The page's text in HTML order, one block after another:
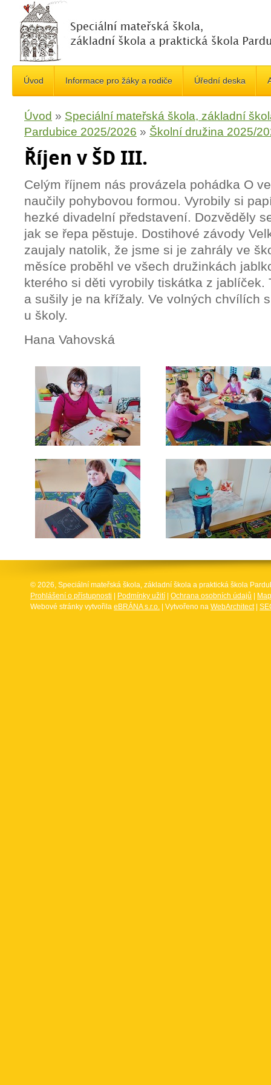
Úvod Informace pro žáky a rodiče Úřední deska
Úvod » Speciální mateřská škola, základní
Pardubice 2025/2026 » Školní družina 2025/
Říjen v ŠD III.
Celým říjnem nás provázela pohádka O
naučily pohybovou formou. Vyrobily si
hezké divadelní představení. Dozvěděly
jak se řepa pěstuje. Dostihové závody
zaujaly natolik, že jsme si je zahrály ve
měsíce proběhl ve všech družinkách
kterého si děti vyrobily tiskátka z jablíček.
a sušily je na křížaly. Ve volných chvílích
u školy.
Hana Vahovská
© 2026, Speciální mateřská škola, základní škola a praktická škola
Prohlášení o přístupnosti
Podmínky užití Ochrana osobních údajů
Webové stránky vytvořila eBRÁNA s.r.o. | Vytvořeno na WebArchitect|